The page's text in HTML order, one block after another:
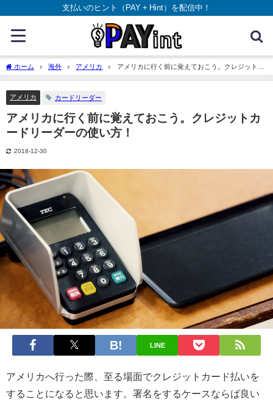
支払いのヒント（PAY + Hint）を配信中！
ホーム 海外 アメリカ
アメリカに行く前に覚えておこう。クレジットカ
ードリーダーの使い方！
アメリカ カードリーダー
アメリカに行く前に覚えておこう。クレジットカ
ードリーダーの使い方！
2018-12-30
LINE
アメリカへ行った際、至る場面でクレジットカード払いを
することになると思います。署名をするケースならば良い